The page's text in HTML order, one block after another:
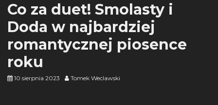
Co za duet! Smolasty i
Doda w najbardziej
romantycznej piosence
roku
10 sierpnia 2023 Tomek Weclawski